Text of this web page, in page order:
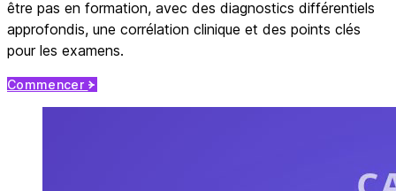
être pas en formation, avec des diagnostics différentiels
approfondis, une corrélation clinique et des points clés
pour les examens.
Commencer